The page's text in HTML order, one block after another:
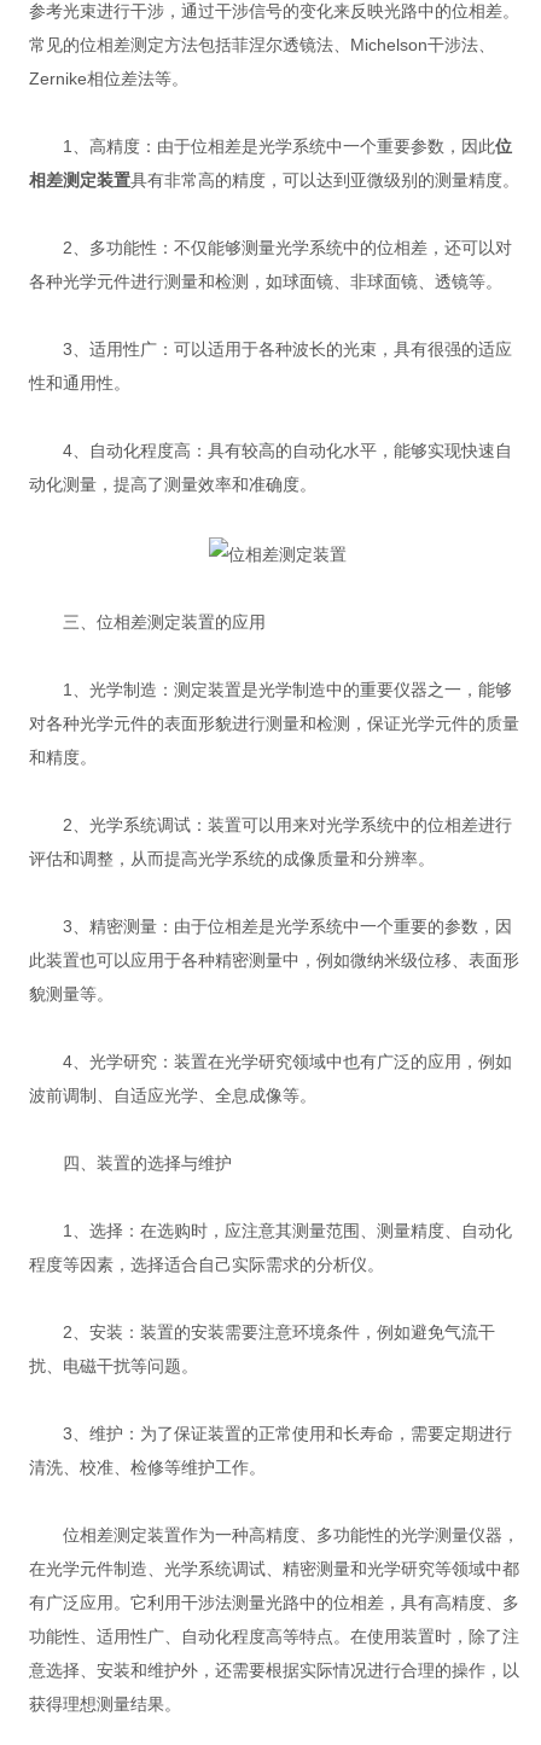
参考光束进行干涉，通过干涉信号的变化来反映光路中的位相差。
常见的位相差测定方法包括菲涅尔透镜法、Michelson干涉法、
Zernike相位差法等。
1、高精度：由于位相差是光学系统中一个重要参数，因此位
相差测定装置具有非常高的精度，可以达到亚微级别的测量精度。
2、多功能性：不仅能够测量光学系统中的位相差，还可以对
各种光学元件进行测量和检测，如球面镜、非球面镜、透镜等。
3、适用性广：可以适用于各种波长的光束，具有很强的适应
性和通用性。
4、自动化程度高：具有较高的自动化水平，能够实现快速自
动化测量，提高了测量效率和准确度。
三、位相差测定装置的应用
1、光学制造：测定装置是光学制造中的重要仪器之一，能够
对各种光学元件的表面形貌进行测量和检测，保证光学元件的质量
和精度。
2、光学系统调试：装置可以用来对光学系统中的位相差进行
评估和调整，从而提高光学系统的成像质量和分辨率。
3、精密测量：由于位相差是光学系统中一个重要的参数，因
此装置也可以应用于各种精密测量中，例如微纳米级位移、表面形
貌测量等。
4、光学研究：装置在光学研究领域中也有广泛的应用，例如
波前调制、自适应光学、全息成像等。
四、装置的选择与维护
1、选择：在选购时，应注意其测量范围、测量精度、自动化
程度等因素，选择适合自己实际需求的分析仪。
2、安装：装置的安装需要注意环境条件，例如避免气流干
扰、电磁干扰等问题。
3、维护：为了保证装置的正常使用和长寿命，需要定期进行
清洗、校准、检修等维护工作。
位相差测定装置作为一种高精度、多功能性的光学测量仪器，
在光学元件制造、光学系统调试、精密测量和光学研究等领域中都
有广泛应用。它利用干涉法测量光路中的位相差，具有高精度、多
功能性、适用性广、自动化程度高等特点。在使用装置时，除了注
意选择、安装和维护外，还需要根据实际情况进行合理的操作，以
获得理想测量结果。